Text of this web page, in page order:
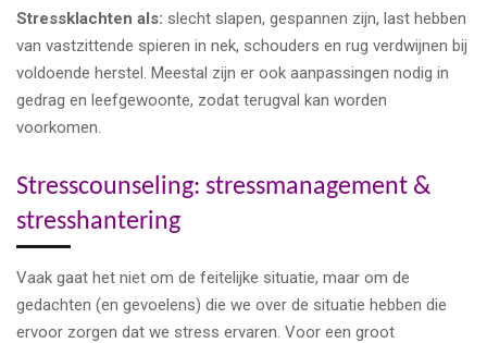
Stressklachten als: slecht slapen, gespannen zijn, last hebben
van vastzittende spieren in nek, schouders en rug verdwijnen bij
voldoende herstel. Meestal zijn er ook aanpassingen nodig in
gedrag en leefgewoonte, zodat terugval kan worden
voorkomen.
Stresscounseling: stressmanagement &
stresshantering
Vaak gaat het niet om de feitelijke situatie, maar om de
gedachten (en gevoelens) die we over de situatie hebben die
ervoor zorgen dat we stress ervaren. Voor een groot